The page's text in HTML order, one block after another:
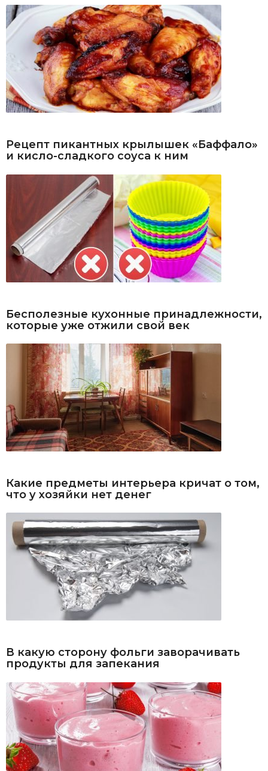
Рецепт пикантных крылышек «Баффало»
и кисло-сладкого соуса к ним
Бесполезные кухонные принадлежности,
которые уже отжили свой век
Какие предметы интерьера кричат о том,
что у хозяйки нет денег
В какую сторону фольги заворачивать
продукты для запекания